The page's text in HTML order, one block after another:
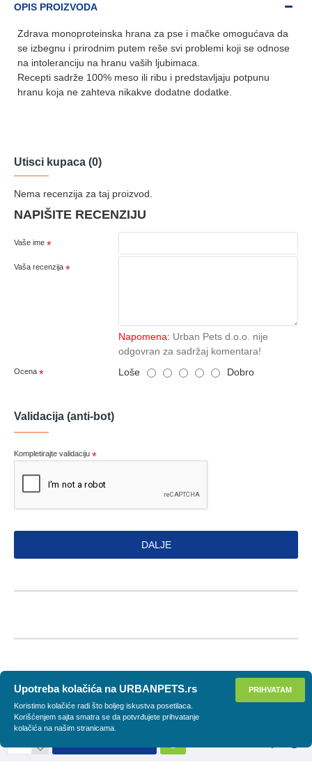
OPIS PROIZVODA
Zdrava monoproteinska hrana za pse i mačke omogućava da
se izbegnu i prirodnim putem reše svi problemi koji se odnose
na intoleranciju na hranu vaših ljubimaca.
Recepti sadrže 100% meso ili ribu i predstavljaju potpunu
hranu koja ne zahteva nikakve dodatne dodatke.
Utisci kupaca (0)
Nema recenzija za taj proizvod.
NAPIŠITE RECENZIJU
Vaše ime
Vaša recenzija
Napomena: Urban Pets d.o.o. nije
odgovran za sadržaj komentara!
Ocena Loše Dobro
Validacija (anti-bot)
Kompletirajte validaciju
DALJE
PRIHVATAM
Upotreba kolačića na URBANPETS.rs
Koristimo kolačiće radi što boljeg iskustva posetilaca.
Korišćenjem sajta smatra se da potvrđujete prihvatanje
kolačića na našim stranicama.